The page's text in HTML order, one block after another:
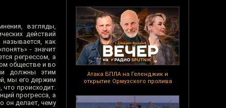
Атака БПЛА на Геленджик и
открытие Ормузского пролива
взгляды,
действий
как
- значит
регрессом, а
обществе и во
должны этим
мы его держим
что происходит.
прогресса, а
он делает, чему